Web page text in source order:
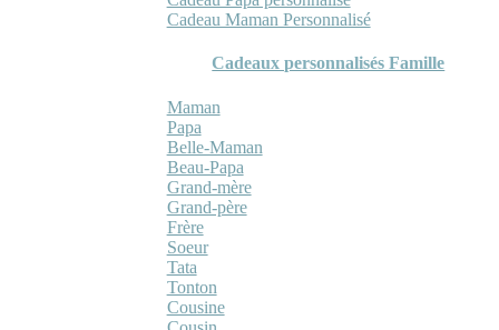
Cadeau Maman Personnalisé
Cadeaux personnalisés Famille
Maman
Papa
Belle-Maman
Beau-Papa
Grand-mère
Grand-père
Frère
Soeur
Tata
Tonton
Cousine